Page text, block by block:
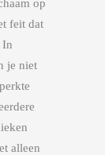
op
feit dat
In
je niet
alleen